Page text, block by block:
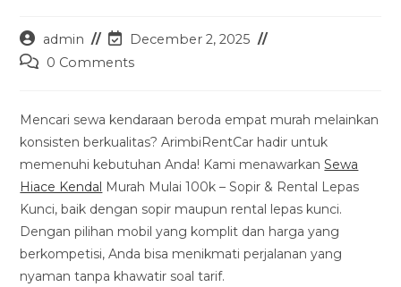
Post
author:
admin
Post
last
December 2, 2025
Post0 Comments
Mencari sewa kendaraan beroda empat murah melainkan
konsisten berkualitas? ArimbiRentCar hadir untuk
memenuhi kebutuhan Anda! Kami menawarkanSewa
Hiace Kendal Murah Mulai 100k – Sopir & Rental Lepas
Kunci, baik dengan sopir maupun rental lepas kunci.
Dengan pilihan mobil yang komplit dan harga yang
berkompetisi, Anda bisa menikmati perjalanan yang
nyaman tanpa khawatir soal tarif.